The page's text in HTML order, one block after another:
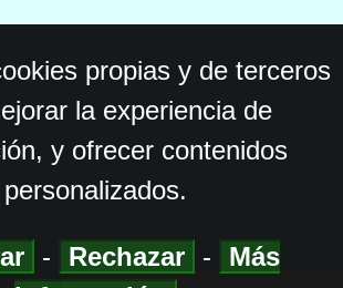
propias y de terceros
la experiencia de
y ofrecer contenidos
personalizados.
- Rechazar -
Más